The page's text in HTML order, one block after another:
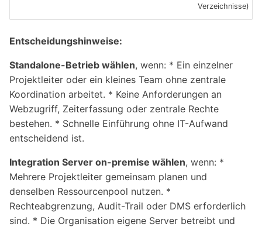
Verzeichnisse)
Entscheidungshinweise:
Standalone-Betrieb wählen, wenn: * Ein einzelner
Projektleiter oder ein kleines Team ohne zentrale
Koordination arbeitet. * Keine Anforderungen an
Webzugriff, Zeiterfassung oder zentrale Rechte
bestehen. * Schnelle Einführung ohne IT-Aufwand
entscheidend ist.
Integration Server on-premise wählen, wenn: *
Mehrere Projektleiter gemeinsam planen und
denselben Ressourcenpool nutzen. *
Rechteabgrenzung, Audit-Trail oder DMS erforderlich
sind. * Die Organisation eigene Server betreibt und